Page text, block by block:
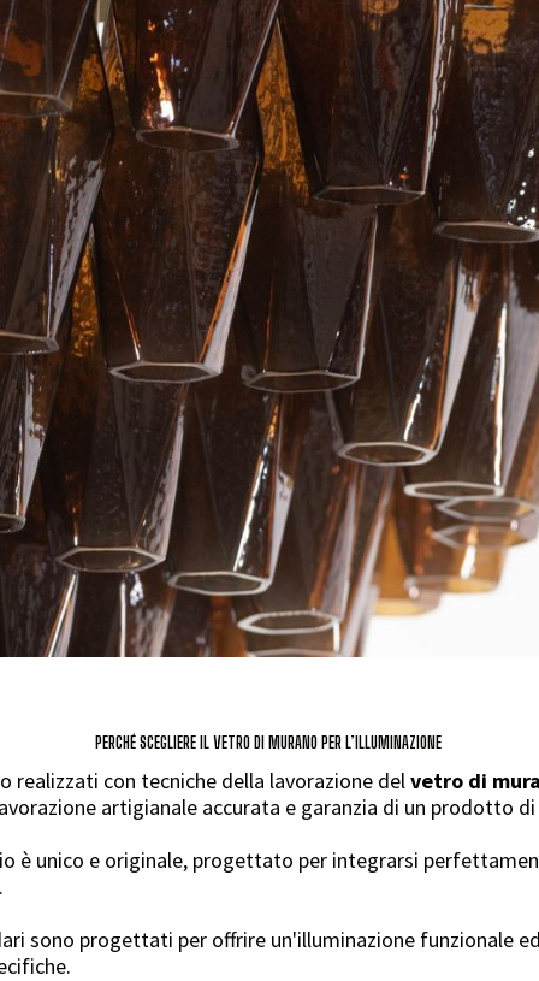
PERCHÉ SCEGLIERE IL VETRO DI MURANO PER L’ILLUMINAZIONE
con tecniche della lavorazione delvetro di
artigianale accurata e garanzia di un prodotto
è unico e originale, progettato per integrarsi
sono progettati per offrire un'illuminazione funzionale